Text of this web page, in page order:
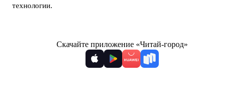
технологии.
Скачайте приложение «Читай-город»